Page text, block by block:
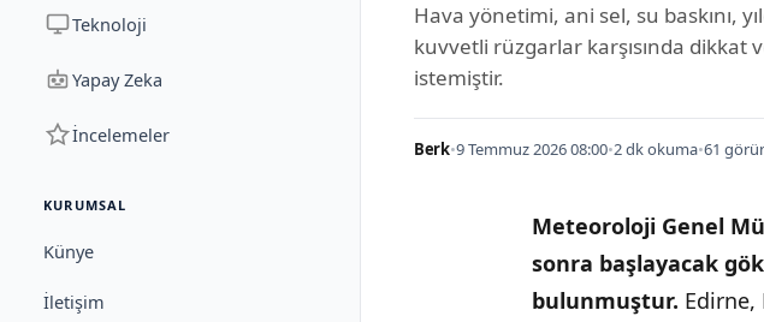
Teknoloji
Yapay Zeka
İncelemeler
KURUMSAL
Künye
İletişim
Hava yönetimi, ani sel, su baskını,
kuvvetli rüzgarlar karşısında dikkat
istemiştir.
Berk•9 Temmuz 2026 08:00•2 dk okuma•61
Meteoroloji Genel
sonra başlayacak
bulunmuştur. Edirne,